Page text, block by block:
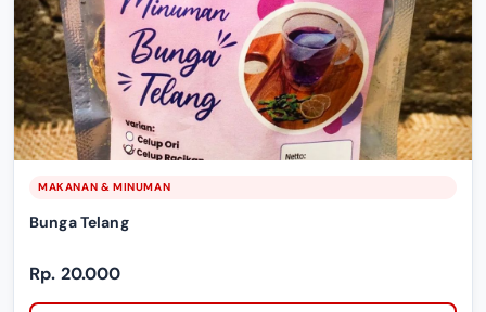
MAKANAN & MINUMAN
Bunga Telang
Rp. 20.000